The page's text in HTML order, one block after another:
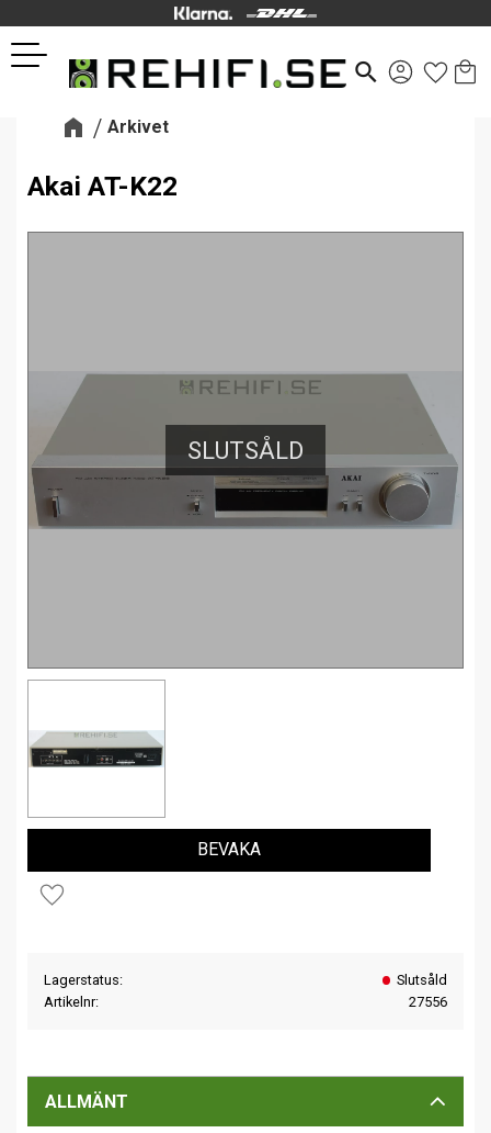
Meny
search
Arkivet
Akai AT-K22
SLUTSÅLD
Lägg till i favoriter
BEVAKA
Lagerstatus
Slutsåld
Artikelnr
27556
ALLMÄNT